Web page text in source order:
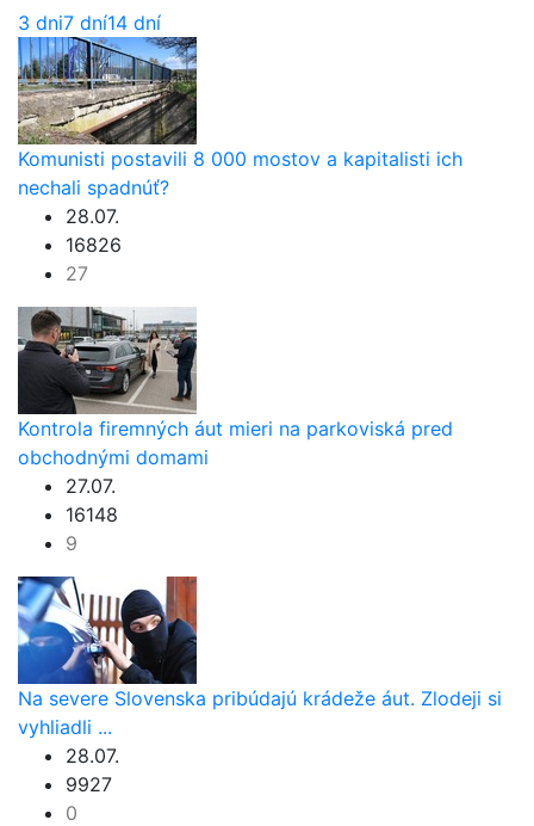
3 dni7 dní14 dní
Komunisti postavili 8 000 mostov a kapitalisti ich
nechali spadnúť?
28.07.
16826
27
Kontrola firemných áut mieri na parkoviská pred
obchodnými domami
27.07.
16148
9
Na severe Slovenska pribúdajú krádeže áut. Zlodeji si
vyhliadli ...
28.07.
9927
0